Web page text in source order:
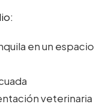
en un espacio
veterinaria